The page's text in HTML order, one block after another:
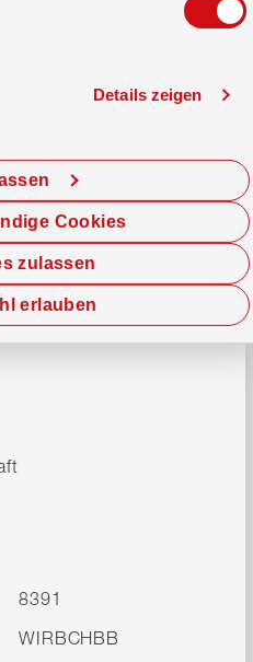
Details zeigen
zulassen
erlauben
Cookies
8391
WIRBCHBB